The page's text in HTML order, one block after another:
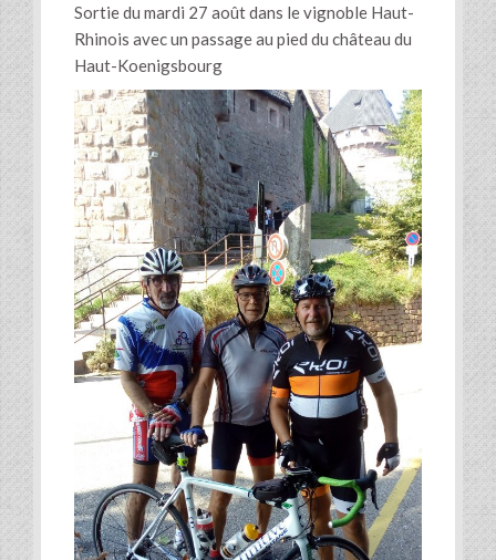
Sortie du mardi 27 août dans le vignoble Haut-
Rhinois avec un passage au pied du château du
Haut-Koenigsbourg